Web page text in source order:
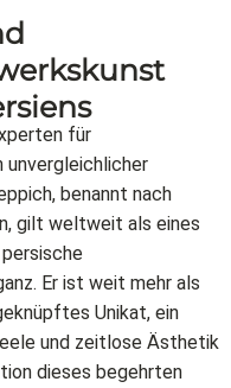
für
benannt nach
gilt weltweit als eines
Er ist weit mehr als
Unikat, ein
und zeitlose Ästhetik
dieses begehrten